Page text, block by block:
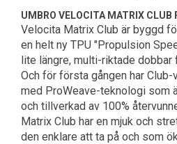
UMBRO VELOCITA MATRIX CLUB
Velocita Matrix Club är byggd
en helt ny TPU "Propulsion
lite längre, multi-riktade dobbar
Och för första gången har
med ProWeave-teknologi som
och tillverkad av 100%
Matrix Club har en mjuk och
den enklare att ta på och som